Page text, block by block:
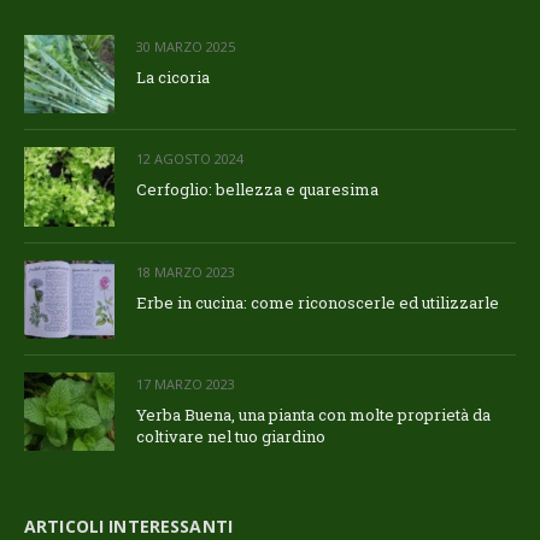
30 MARZO 2025
La cicoria
12 AGOSTO 2024
Cerfoglio: bellezza e quaresima
18 MARZO 2023
Erbe in cucina: come riconoscerle ed utilizzarle
17 MARZO 2023
Yerba Buena, una pianta con molte proprietà da
coltivare nel tuo giardino
ARTICOLI INTERESSANTI